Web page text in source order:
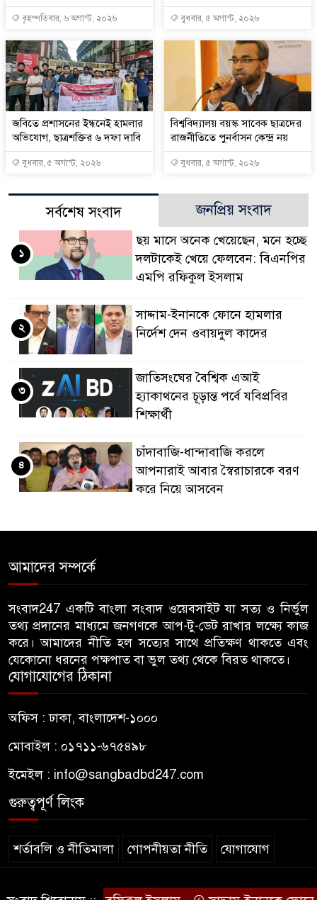
বৃহস্পতিবার, ৬ অগাস্ট, ২০২৬ বুধবার, ৫ অগাস্ট, ২০২৬
জবিতে প্রশাসনের ইন্ধনেই হামলার
অভিযোগ, ছাত্রশক্তির ৬ দফা দাবি
বুধবার, ৫ অগাস্ট, ২০২৬
বিশ্ববিদ্যালয় বয়স্ক সাবেক ছাত্রদের
রাজনীতিতে পুনর্বাসন কেন্দ্র নয়
বুধবার, ৫ অগাস্ট, ২০২৬
সর্বশেষ সংবাদ জনপ্রিয় সংবাদ
ছয় মাসে অনেক খেয়েছেন, মনে হচ্ছে
দলটাকেই খেয়ে ফেলবেন: বিএনপির
এমপি রফিকুল ইসলাম
১
সাদ্দাম-ইনানকে ফোনে হামলার
নির্দেশ দেন ওবায়দুল কাদের
২
জাতিসংঘের বৈশ্বিক এআই
হ্যাকাথনের চূড়ান্ত পর্বে যবিপ্রবির
শিক্ষার্থী
৩
চাঁদাবাজি-ধান্দাবাজি করলে
আপনারাই আবার স্বৈরাচারকে বরণ
করে নিয়ে আসবেন
৪
জামায়াতের কর্মসূচিতে বিএনপির
হামলা, ভিডিও করায় সাংবাদিককে
মারধর
সাবেক শিবির সভাপতির কড়া বার্তা
৭
জাবির আল-বেরুনী হলে আটক
ছাত্রলীগ কর্মীকে ছেড়ে দিতে জাকসু
৮
উঠলেন আ.লীগ নেতা
৯
আপনি কেন দেশে এসেছেন? উত্তরে
আমাদের সম্পর্কে
সংবাদ247 একটি বাংলা সংবাদ ওয়েবসাইট যা সত্য ও নির্ভুল
তথ্য প্রদানের মাধ্যমে জনগণকে আপ-টু-ডেট রাখার লক্ষ্যে কাজ
করে। আমাদের নীতি হল সত্যের সাথে প্রতিক্ষণ থাকতে এবং
যেকোনো ধরনের পক্ষপাত বা ভুল তথ্য থেকে বিরত থাকতে।
যোগাযোগের ঠিকানা
অফিস : ঢাকা, বাংলাদেশ-১০০০
মোবাইল : ০১৭১১-৬৭৫৪৯৮
ইমেইল : info@sangbadbd247.com
গুরুত্বপূর্ণ লিংক
শর্তাবলি ও নীতিমালা গোপনীয়তা নীতি যোগাযোগ
© sangbadbd247